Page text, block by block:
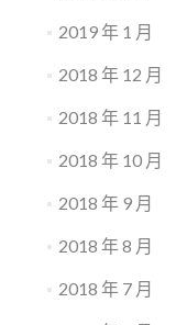
2019 年 1 月
2018 年 12 月
2018 年 11 月
2018 年 10 月
2018 年 9 月
2018 年 8 月
2018 年 7 月